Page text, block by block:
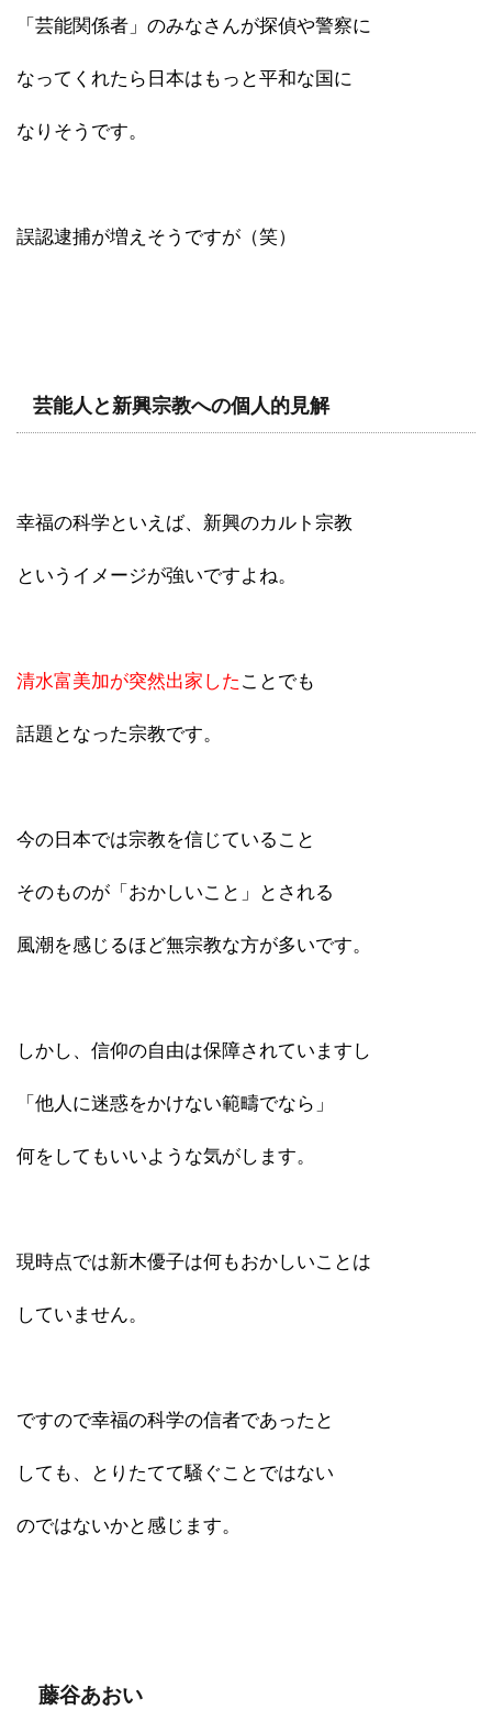
「芸能関係者」のみなさんが探偵や警察に
なってくれたら日本はもっと平和な国に
なりそうです。
誤認逮捕が増えそうですが（笑）
芸能人と新興宗教への個人的見解
幸福の科学といえば、新興のカルト宗教
というイメージが強いですよね。
清水富美加が突然出家した ことでも
話題となった宗教です。
今の日本では宗教を信じていること
そのものが「おかしいこと」とされる
風潮を感じるほど無宗教な方が多いです。
しかし、信仰の自由は保障されていますし
「他人に迷惑をかけない範疇でなら」
何をしてもいいような気がします。
現時点では新木優子は何もおかしいことは
していません。
ですので幸福の科学の信者であったと
しても、とりたてて騒ぐことではない
のではないかと感じます。
藤谷あおい